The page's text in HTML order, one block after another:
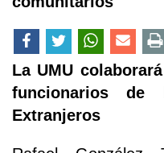
La UMU
funcionarios
Extranjeros